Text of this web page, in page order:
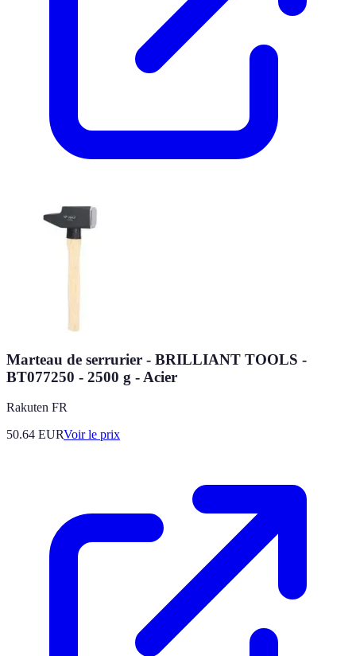
Marteau de serrurier - BRILLIANT TOOLS -
BT077250 - 2500 g - Acier
Rakuten FR
50.64 EURVoir le prix